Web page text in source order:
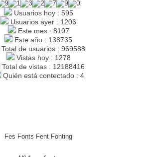
Usuarios hoy : 595
Usuarios ayer : 1206
Este mes : 8107
Este año : 138735
Total de usuarios : 969588
Vistas hoy : 1278
Total de vistas : 12188416
Quién está contectado : 4
Fes Fonts Fent Fonting